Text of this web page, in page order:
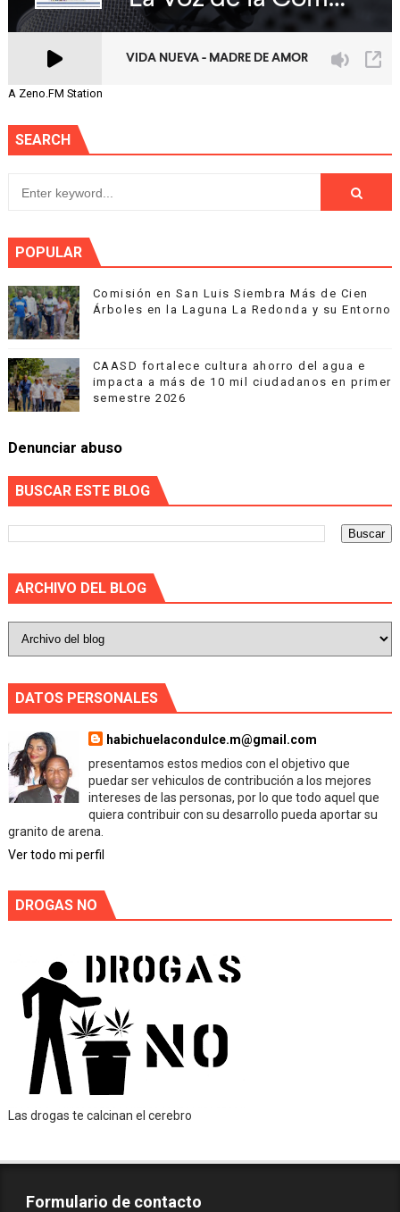
A Zeno.FM Station
SEARCH
POPULAR
Comisión en San Luis Siembra Más de Cien
Árboles en la Laguna La Redonda y su Entorno
CAASD fortalece cultura ahorro del agua e
impacta a más de 10 mil ciudadanos en primer
semestre 2026
Denunciar abuso
BUSCAR ESTE BLOG
ARCHIVO DEL BLOG
DATOS PERSONALES
habichuelacondulce.m@gmail.com
presentamos estos medios con el objetivo que
puedar ser vehiculos de contribución a los mejores
intereses de las personas, por lo que todo aquel que
quiera contribuir con su desarrollo pueda aportar su
granito de arena.
Ver todo mi perfil
DROGAS NO
Las drogas te calcinan el cerebro
Formulario de contacto